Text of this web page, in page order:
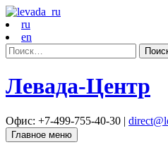
ru
en
Найти:
Левада-Центр
Офис: +7-499-755-40-30 |
Главное меню